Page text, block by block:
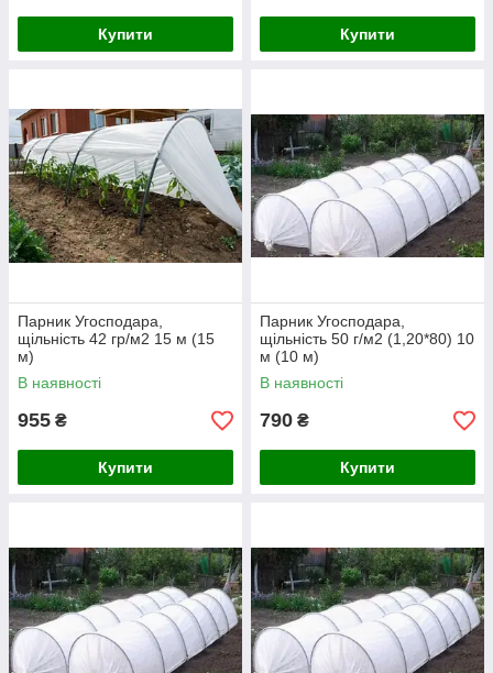
Купити Купити
Парник Угосподара,
щільність 42 гр/м2 15 м (15
м)
В наявності
955 ₴
Купити
Парник Угосподара,
щільність 50 г/м2 (1,20*80) 10
м (10 м)
В наявності
790 ₴
Купити